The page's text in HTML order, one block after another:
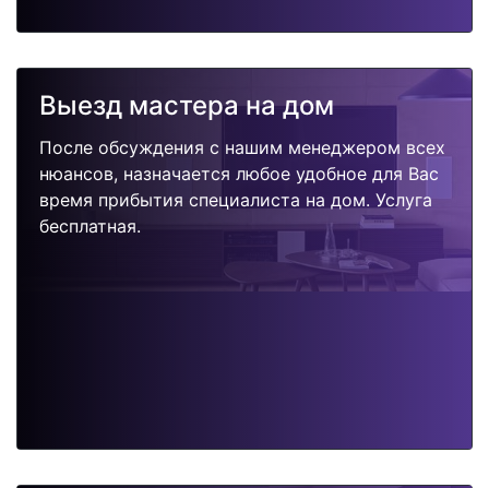
Выезд мастера на дом
После обсуждения с нашим менеджером всех
нюансов, назначается любое удобное для Вас
время прибытия специалиста на дом. Услуга
бесплатная.